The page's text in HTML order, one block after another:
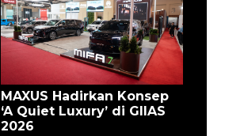
MAXUS Hadirkan Konsep
‘A Quiet Luxury’ di GIIAS
2026